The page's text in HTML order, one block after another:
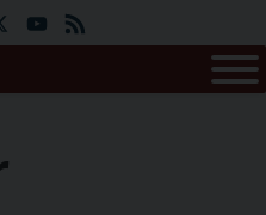
YouTube